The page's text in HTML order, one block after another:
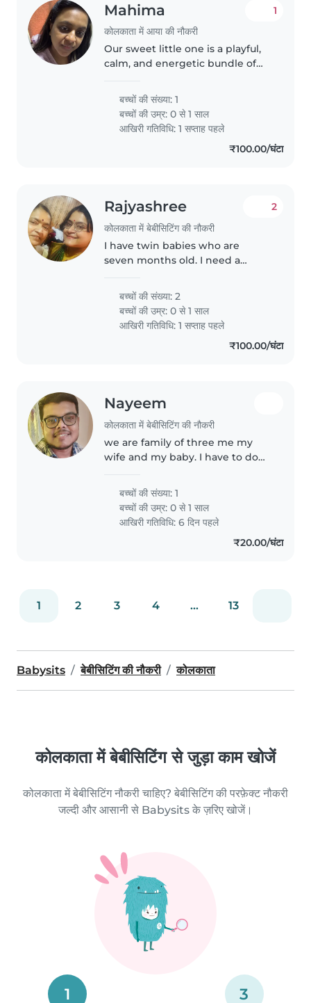
Mahima
कोलकाता में आया की नौकरी
1
Our sweet little one is a playful,
calm, and energetic bundle of
nanny comfortable with light
chores who can support us at
home. Must speak Hindi.
बच्चों की संख्या: 1
बच्चों की उम्र:0 से 1 साल
आखिरी गतिविधि: 1 सप्ताह पहले
₹100.00/घंटा
Rajyashree
कोलकाता में बेबीसिटिंग की नौकरी
2
I have twin babies who are
seven months old. I need a
बच्चों की संख्या: 2
बच्चों की उम्र:0 से 1 साल
आखिरी गतिविधि: 1 सप्ताह पहले
₹100.00/घंटा
Nayeem
कोलकाता में बेबीसिटिंग की नौकरी
we are family of three me my
wife and my baby. I have to do
my wife needs to cook so need a
babysitter for that time
बच्चों की संख्या: 1
बच्चों की उम्र:0 से 1 साल
आखिरी गतिविधि: 6 दिन पहले
₹20.00/घंटा
1 2 3 4 ... 13
Babysits बेबीसिटिंग की नौकरी कोलकाता
कोलकाता में बेबीसिटिंग से जुड़ा काम खोजें
कोलकाता में बेबीसिटिंग नौकरी चाहिए? बेबीसिटिंग की परफ़ेक्ट नौकरी
जल्दी और आसानी से Babysits के ज़रिए खोजें।
1 3